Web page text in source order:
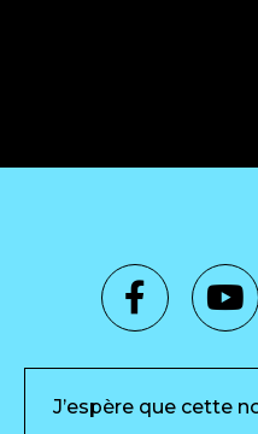
J’espère que cette